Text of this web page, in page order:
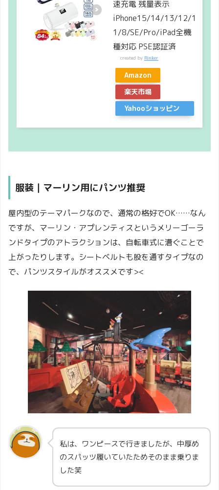
速充電 残量表示
iPhone15/14/13/12/1
1/8/SE/Pro/iPad全機
種対応 PSE認証済
created by Rinker
Amazon
楽天市場
Yahooショッピン
服装｜マーリン用にパンツ推奨
屋内型のテーマパークなので、通常の格好でOK……なん
ですが、マーリン・アプレンティスというメリーゴーラ
ンドタイプのアトラクションは、自転車式に漕ぐことで
上がったりします。シートベルトも股を通すタイプなの
で、パンツスタイルがオススメです><
私は、ワンピースで行きましたが、中厚め
のスパッツ履いていたためそのまま乗りま
した笑